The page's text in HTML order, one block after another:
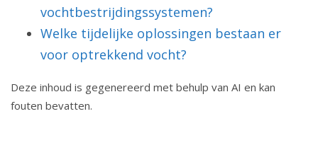
vochtbestrijdingssystemen?
Welke tijdelijke oplossingen bestaan er
voor optrekkend vocht?
Deze inhoud is gegenereerd met behulp van AI en kan
fouten bevatten.